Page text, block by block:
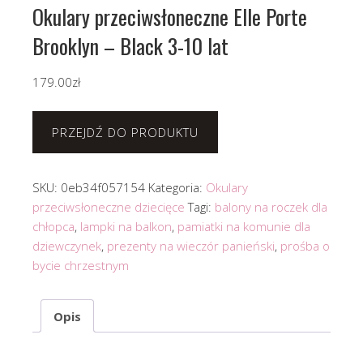
Okulary przeciwsłoneczne Elle Porte
Brooklyn – Black 3-10 lat
179.00zł
PRZEJDŹ DO PRODUKTU
SKU: 0eb34f057154 Kategoria: Okulary
przeciwsłoneczne dziecięce Tagi: balony na roczek dla
chłopca, lampki na balkon, pamiatki na komunie dla
dziewczynek, prezenty na wieczór panieński, prośba o
bycie chrzestnym
Opis